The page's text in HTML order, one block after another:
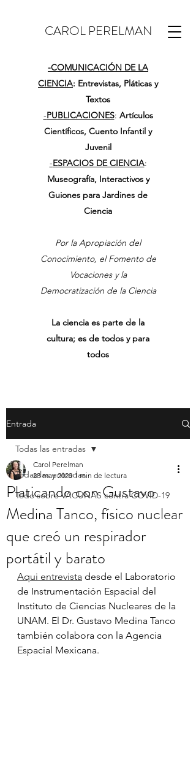
CAROL PERELMAN
-COMUNICACIÓN DE LA
CIENCIA: Entrevistas, Pláticas y
Textos
-PUBLICACIONES: Artículos
Científicos, Cuento Infantil y
Juvenil
-ESPACIOS DE CIENCIA:
Museografía, Interactivos y
Guiones para Jardines de
Ciencia
Por la Apropiación del
Conocimiento, el Fomento de
Vocaciones y la
Democratización de la Ciencia
La ciencia es parte de la
cultura; es de todos y para
todos
Entrada
Todas las entradas
Todo sobre VACUNAS contra COVID-19
Todas las entradas
Platicando con Gustavo
Medina Tanco, físico nuclear
que creó un respirador
portátil y barato
Carol Perelman
28 may 2020 1 min de lectura
Aqui entrevista desde el Laboratorio
de Instrumentación Espacial del
Instituto de Ciencias Nucleares de la
UNAM. El Dr. Gustavo Medina Tanco
también colabora con la Agencia
Espacial Mexicana.